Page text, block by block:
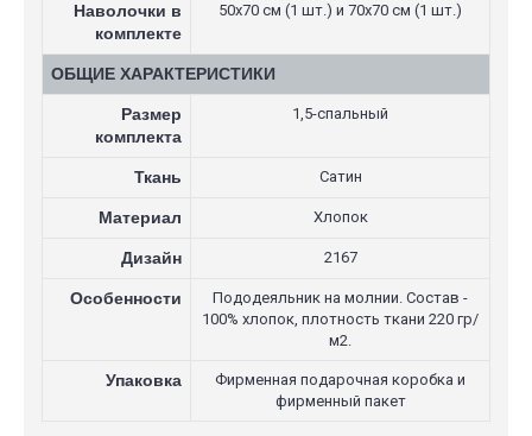
Наволочки в
комплекте
50х70 см (1 шт.) и 70х70 см (1 шт.)
ОБЩИЕ ХАРАКТЕРИСТИКИ
Размер
комплекта
1,5-спальный
Ткань Сатин
Материал Хлопок
Дизайн 2167
Особенности
Пододеяльник на молнии. Состав -
100% хлопок, плотность ткани 220 гр/
м2.
Упаковка
Фирменная подарочная коробка и
фирменный пакет